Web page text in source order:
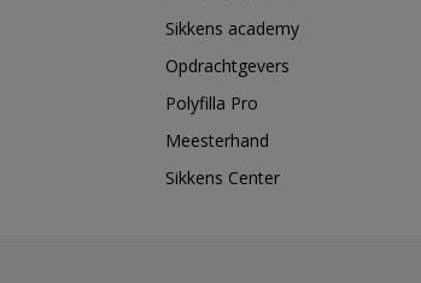
Sikkens academy
Opdrachtgevers
Polyfilla Pro
Meesterhand
Sikkens Center